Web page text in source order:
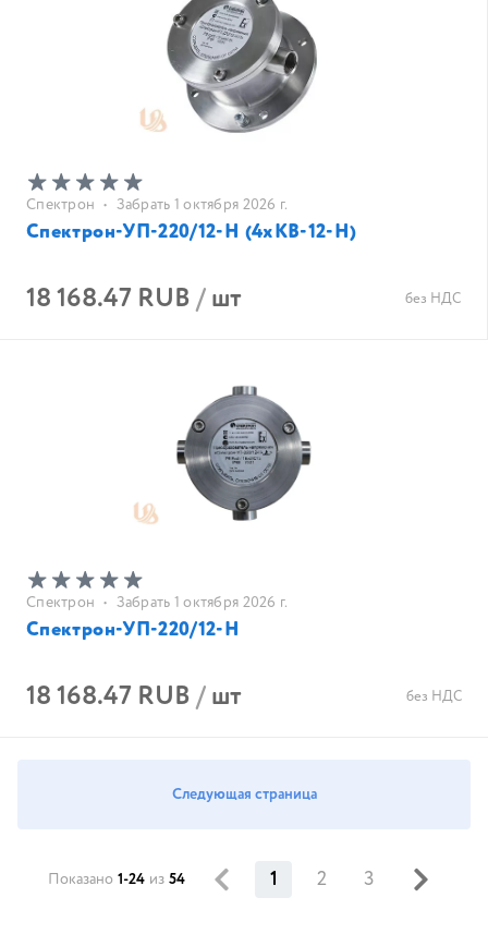
Спектрон • Забрать 1 октября 2026 г.
Спектрон-УП-220/12-Н (4хКВ-12-Н)
18 168.47 RUB/шт без НДС
Спектрон • Забрать 1 октября 2026 г.
Спектрон-УП-220/12-Н
18 168.47 RUB/шт без НДС
Следующая страница
Показано 1-24 из 54 1 2 3